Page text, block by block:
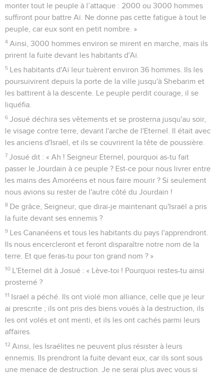
monter tout le peuple à l’attaque : 2000 ou 3000 hommes
suffiront pour battre Aï. Ne donne pas cette fatigue à tout le
peuple, car eux sont en petit nombre. »
4 Ainsi, 3000 hommes environ se mirent en marche, mais ils
prirent la fuite devant les habitants d'Aï.
5 Les habitants d'Aï leur tuèrent environ 36 hommes. Ils les
poursuivirent depuis la porte de la ville jusqu'à Shebarim et
les battirent à la descente. Le peuple perdit courage, il se
liquéfia.
6 Josué déchira ses vêtements et se prosterna jusqu'au soir,
le visage contre terre, devant l'arche de l'Eternel. Il était avec
les anciens d'Israël, et ils se couvrirent la tête de poussière.
7 Josué dit : « Ah ! Seigneur Eternel, pourquoi as-tu fait
passer le Jourdain à ce peuple ? Est-ce pour nous livrer entre
les mains des Amoréens et nous faire mourir ? Si seulement
nous avions su rester de l'autre côté du Jourdain !
8 De grâce, Seigneur, que dirai-je maintenant qu'Israël a pris
la fuite devant ses ennemis ?
9 Les Cananéens et tous les habitants du pays l'apprendront.
Ils nous encercleront et feront disparaître notre nom de la
terre. Et que feras-tu pour ton grand nom ? »
10 L'Eternel dit à Josué : « Lève-toi ! Pourquoi restes-tu ainsi
prosterné ?
11 Israël a péché. Ils ont violé mon alliance, celle que je leur
ai prescrite ; ils ont pris des biens voués à la destruction, ils
les ont volés et ont menti, et ils les ont cachés parmi leurs
affaires.
12 Ainsi, les Israélites ne peuvent plus résister à leurs
ennemis. Ils prendront la fuite devant eux, car ils sont sous
une menace de destruction. Je ne serai plus avec vous si